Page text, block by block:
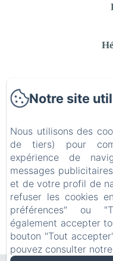
Notre site
Nous utilisons des
de tiers) pour
expérience de
messages
et de votre profil de
refuser les cookies
préférences" ou
également accepter
bouton "Tout
pouvez consulter notre